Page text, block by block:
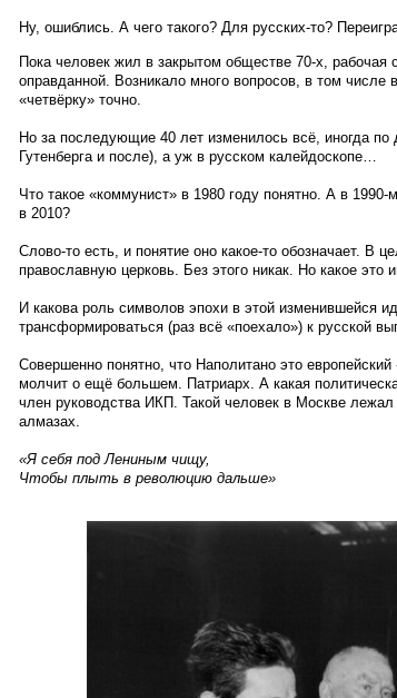
Ну, ошиблись. А чего такого? Для русских-то?
Пока человек жил в закрытом обществе 70-х,
оправданной. Возникало много вопросов, в том
«четвёрку» точно.
Но за последующие 40 лет изменилось всё, иногда
Гутенберга и после), а уж в русском калейдоскопе…
Что такое «коммунист» в 1980 году понятно. А в
в 2010?
Слово-то есть, и понятие оно какое-то обозначает. В
православную церковь. Без этого никак. Но какое
И какова роль символов эпохи в этой изменившейся
трансформироваться (раз всё «поехало») к русской
Совершенно понятно, что Наполитано это
молчит о ещё большем. Патриарх. А какая
член руководства ИКП. Такой человек в Москве
алмазах.
«Я себя под Лениным чищу,
Чтобы плыть в революцию дальше»